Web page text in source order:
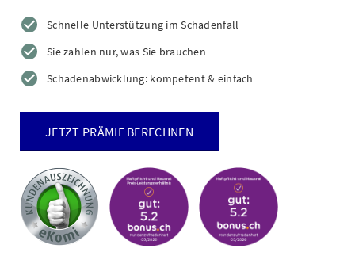
Schnelle Unterstützung im Schadenfall
Sie zahlen nur, was Sie brauchen
Schadenabwicklung: kompetent & einfach
JETZT PRÄMIE BERECHNEN